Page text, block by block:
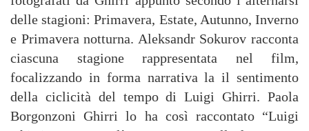
delle stagioni: Primavera, Estate, Autunno, Inverno
e Primavera notturna. Aleksandr Sokurov racconta
ciascuna stagione rappresentata nel film,
focalizzando in forma narrativa la il sentimento
della ciclicità del tempo di Luigi Ghirri. Paola
Borgonzoni Ghirri lo ha così raccontato “Luigi